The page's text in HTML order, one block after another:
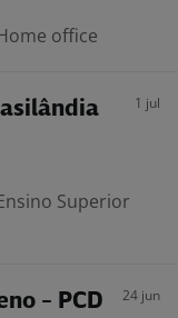
office
1 jul
Superior
- PCD 24 jun